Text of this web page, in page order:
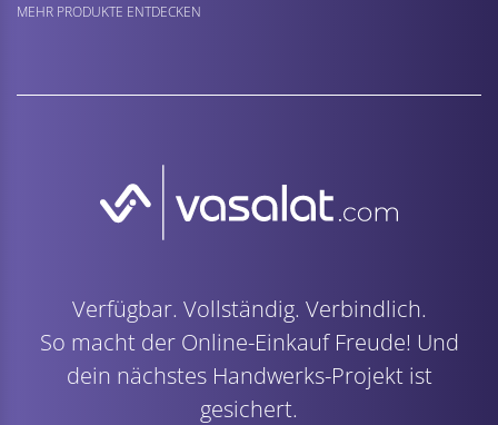
MEHR PRODUKTE ENTDECKEN
Verfügbar. Vollständig. Verbindlich.
So macht der Online-Einkauf Freude! Und
dein nächstes Handwerks-Projekt ist
gesichert.